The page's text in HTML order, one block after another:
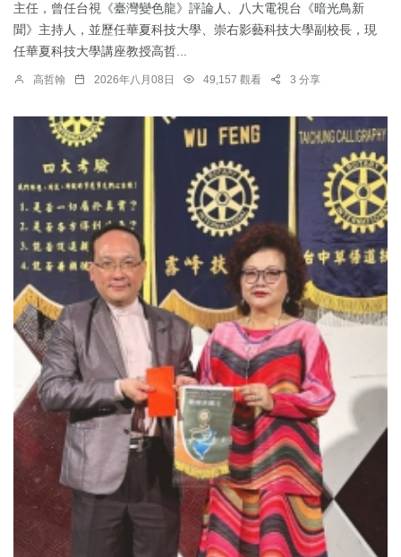
主任，曾任台視《臺灣變色龍》評論人、八大電視台《暗光鳥新
聞》主持人，並歷任華夏科技大學、崇右影藝科技大學副校長，現
任華夏科技大學講座教授高哲...
高哲翰 2026年八月08日 49,157 觀看 3 分享